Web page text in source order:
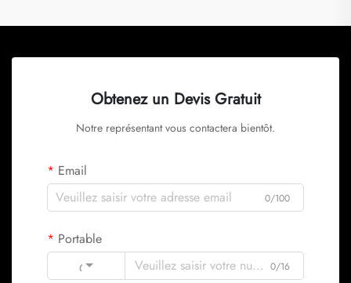
Obtenez un Devis Gratuit
Notre représentant vous contactera bientôt.
Email
0/100
Portable
Code
0/16